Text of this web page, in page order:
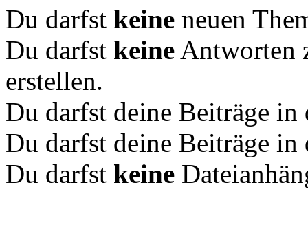
Du darfst keine neuen
Du darfst keine Antworten
erstellen.
Du darfst deine Beiträge
Du darfst deine Beiträge
Du darfst keine